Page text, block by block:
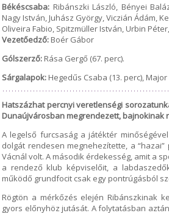
Békéscsaba: Ribánszki László, Bényei
Nagy István, Juhász György, Viczián Ádám,
Oliveira Fabio, Spitzmüller István, Urbin
Vezetőedző: Boér Gábor
Gólszerző: Rása Gergő (67. perc).
Sárgalapok: Hegedűs Csaba (13. perc),
Hatszázhat percnyi veretlenségi
Dunaújvárosban megrendezett, bajnokinak
A legelső furcsaság a játéktér
dolgát rendesen megnehezítette, a
Vácnál volt. A második érdekesség, amit a
a rendező klub képviselőit, a
működő grundfocit csak egy pontrúgásból
Rögtön a mérkőzés elején Ribánszkinak
gyors előnyhöz jutását. A folytatásban